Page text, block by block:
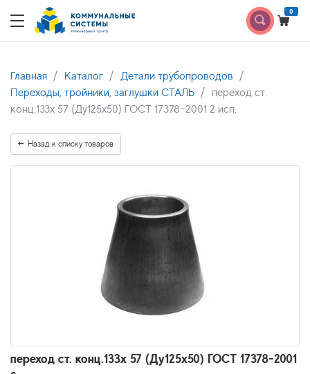
0
Главная Каталог
Детали трубопроводов
Переходы, тройники, заглушки СТАЛЬ
переход ст.
конц.133x 57 (Ду125х50) ГОСТ 17378-2001 2 исп.
Назад к списку товаров
переход ст. конц.133x 57 (Ду125х50) ГОСТ 17378-2001